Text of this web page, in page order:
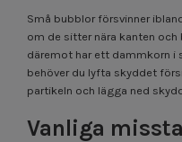
Små bubblor försvinner
om de sitter nära kanten och
däremot har ett dammkorn i
behöver du lyfta skyddet
partikeln och lägga ned
Vanliga